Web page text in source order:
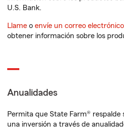
U.S. Bank.
Llame o envíe un correo electrónico
obtener información sobre los
Anualidades
Permita que State Farm®
una inversión a través de